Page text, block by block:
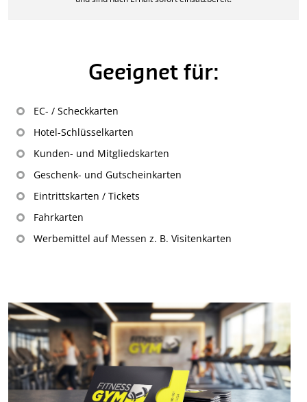
Geeignet für:
EC- / Scheckkarten
Hotel-Schlüsselkarten
Kunden- und Mitgliedskarten
Geschenk- und Gutscheinkarten
Eintrittskarten / Tickets
Fahrkarten
Werbemittel auf Messen z. B. Visitenkarten